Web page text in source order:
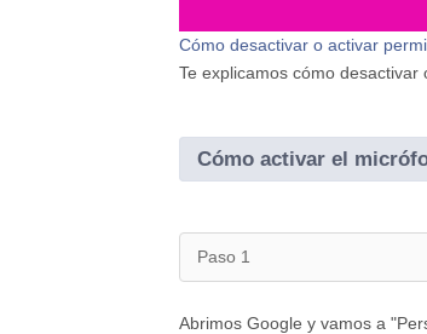
Cómo desactivar o activar
Te explicamos cómo desactivar
Cómo activar el
Paso 1
Abrimos Google y vamos a